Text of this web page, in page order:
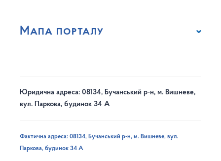
Мапа порталу
Юридична адреса: 08134, Бучанський р-н, м. Вишневе,
вул. Паркова, будинок 34 А
Фактична адреса: 08134, Бучанський р-н, м. Вишневе, вул.
Паркова, будинок 34 А